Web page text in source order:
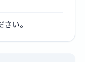
い。